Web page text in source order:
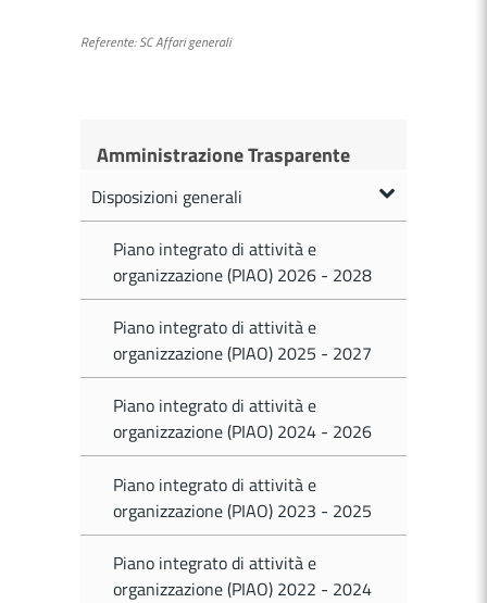
Referente:SC Affari generali
Amministrazione Trasparente
Disposizioni generali
Piano integrato di attività e
organizzazione (PIAO) 2026 - 2028
Piano integrato di attività e
organizzazione (PIAO) 2025 - 2027
Piano integrato di attività e
organizzazione (PIAO) 2024 - 2026
Piano integrato di attività e
organizzazione (PIAO) 2023 - 2025
Piano integrato di attività e
organizzazione (PIAO) 2022 - 2024